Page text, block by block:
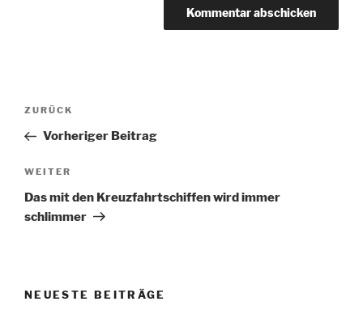
Beitragsnavigation
Vorheriger
Beitrag
ZURÜCK
Vorheriger Beitrag
Nächster
Beitrag
WEITER
Das mit den Kreuzfahrtschiffen wird immer
schlimmer
NEUESTE BEITRÄGE